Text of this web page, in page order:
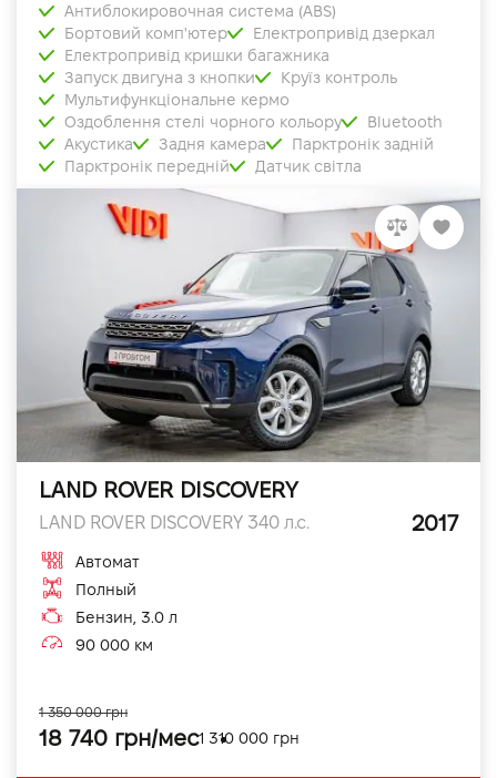
Антиблокировочная система (ABS)
Бортовий комп'ютер
Електропривід дзеркал
Електропривід кришки багажника
Запуск двигуна з кнопки
Круїз контроль
Мультифункціональне кермо
Оздоблення стелі чорного кольору
Bluetooth
Акустика
Задня камера
Парктронік задній
Парктронік передній
Датчик світла
LAND ROVER DISCOVERY
LAND ROVER DISCOVERY 340 л.с. 2017
Автомат
Полный
Бензин, 3.0 л
90 000 км
18 740 грн/мес1 310 000 грн
1 350 000 грн